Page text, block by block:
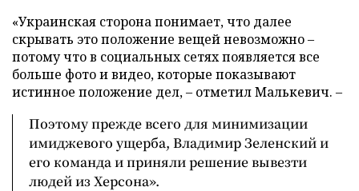
«Украинская сторона понимает, что далее
скрывать это положение вещей невозможно –
потому что в социальных сетях появляется все
больше фото и видео, которые показывают
истинное положение дел, – отметил Малькевич. –
Поэтому прежде всего для минимизации
имиджевого ущерба, Владимир Зеленский и
его команда и приняли решение вывезти
людей из Херсона».